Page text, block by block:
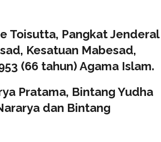
Toisutta, Pangkat Jenderal
Kesatuan Mabesad,
(66 tahun) Agama Islam.
Pratama, Bintang Yudha
dan Bintang